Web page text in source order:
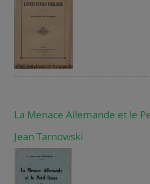
La Menace Allemande et le
Jean Tarnowski